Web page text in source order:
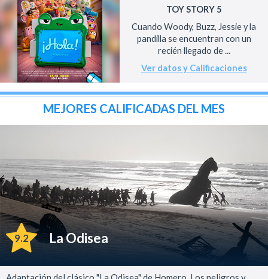
TOY STORY 5
Cuando Woody, Buzz, Jessie y la
pandilla se encuentran con un
recién llegado de ...
Ver datos y Calificaciones
MEJORES CALIFICADAS DEL MES
9.2 La Odisea